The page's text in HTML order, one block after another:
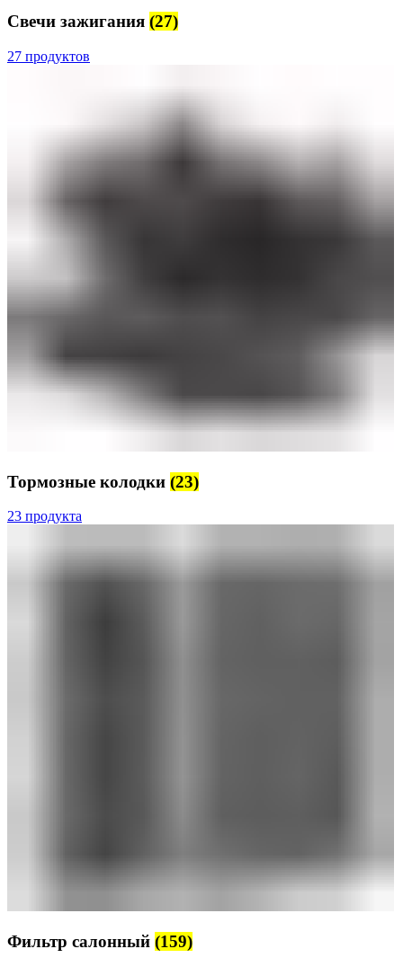
Свечи зажигания (27)
27 продуктов
Тормозные колодки (23)
23 продукта
Фильтр салонный (159)